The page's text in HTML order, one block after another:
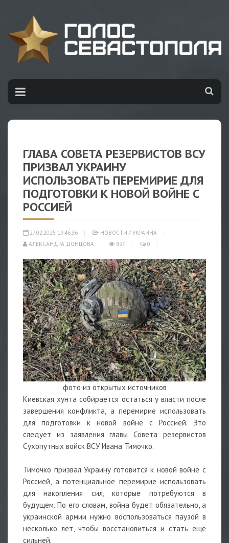
ГЛАВА СОВЕТА РЕЗЕРВИСТОВ ВСУ
ПРИЗВАЛ УКРАИНУ
ИСПОЛЬЗОВАТЬ ПЕРЕМИРИЕ ДЛЯ
ПОДГОТОВКИ К НОВОЙ ВОЙНЕ С
РОССИЕЙ
27.02.2025 19:46:36 НОВОСТИ / УКРАИНА
АЛЕКСАНДРА ДОНЦОВА
897 0
фото из открытых источников
Киевская хунта собирается остаться у власти после
завершения конфликта, а перемирие использовать
для подготовки к новой войне с Россией. Это
следует из заявления главы Совета резервистов
Сухопутных войск ВСУ Ивана Тимочко.
Тимочко призвал Украину готовится к новой войне с
Россией, а потенциальное перемирие использовать
для накопления сил, которые потребуются в
будущем. По его словам, война будет обязательно, а
украинской армии нужно воспользоваться паузой в
несколько лет, чтобы восстановиться и стать еще
сильней.